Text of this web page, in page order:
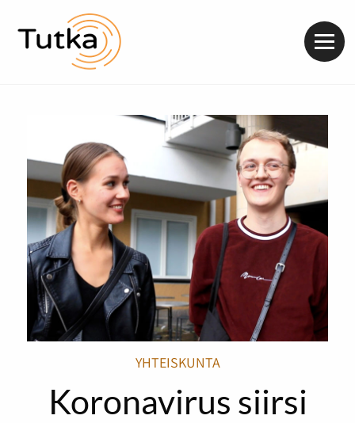
YHTEISKUNTA
Koronavirus siirsi